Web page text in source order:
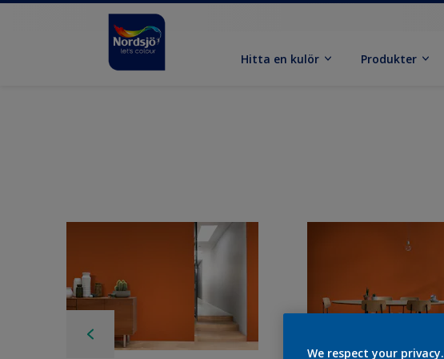
Hitta en kulör Produkter
We respect your privacy.